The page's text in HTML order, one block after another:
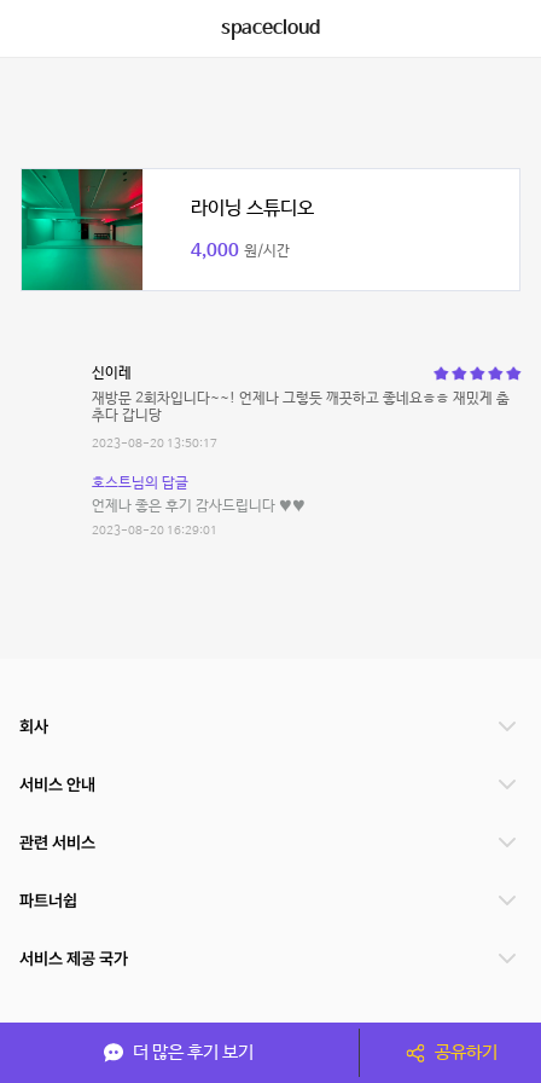
spacecloud
라이닝 스튜디오
4,000 원/시간
신이레
재방문 2회차입니다~~! 언제나 그렇듯 깨끗하고 좋네요ㅎㅎ 재밌게 춤
추다 갑니당
2023-08-20 13:50:17
호스트님의 답글
언제나 좋은 후기 감사드립니다 ♥️♥️
2023-08-20 16:29:01
더 많은 후기 보기 공유하기
회사
서비스 안내
관련 서비스
파트너쉽
서비스 제공 국가
(주)NSPACE 사업자정보